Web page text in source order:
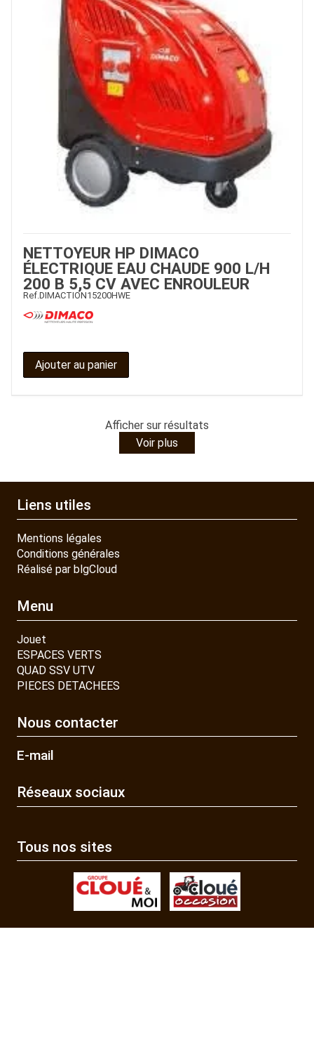
NETTOYEUR HP DIMACO
ÉLECTRIQUE EAU CHAUDE 900 L/H
200 B 5,5 CV AVEC ENROULEUR
Ref. DIMACTION15200HWE
Ajouter au panier
Afficher sur résultats
Voir plus
Liens utiles
Mentions légales
Conditions générales
Réalisé par blgCloud
Menu
Jouet
ESPACES VERTS
QUAD SSV UTV
PIECES DETACHEES
Nous contacter
E-mail
Réseaux sociaux
Tous nos sites